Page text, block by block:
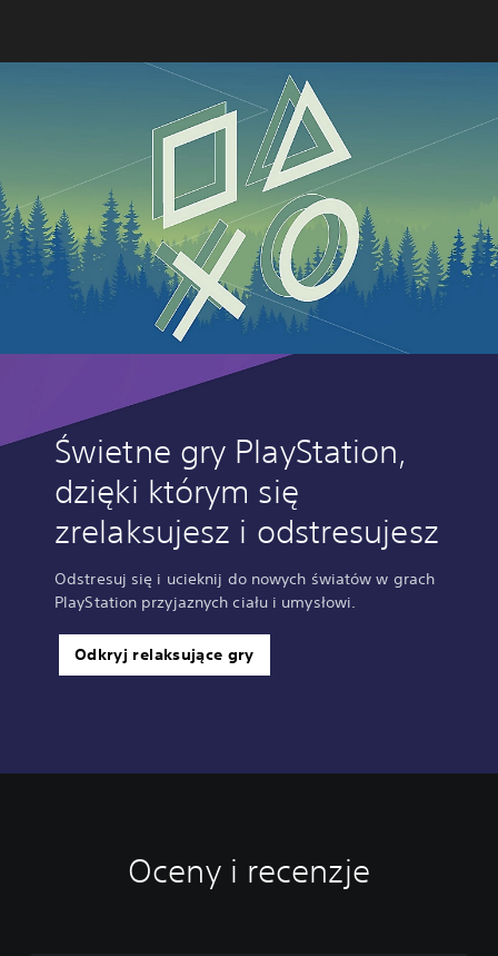
Świetne gry PlayStation,
dzięki którym się
zrelaksujesz i odstresujesz
Odstresuj się i ucieknij do nowych światów w grach
PlayStation przyjaznych ciału i umysłowi.
Odkryj relaksujące gry
Oceny i recenzje